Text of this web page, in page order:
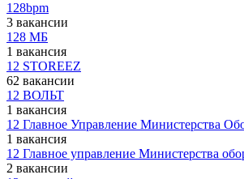
128bpm
3 вакансии
128 МБ
1 вакансия
12 STOREEZ
62 вакансии
12 ВОЛЬТ
1 вакансия
12 Главное Управление Министерства
1 вакансия
12 Главное управление Министерства
2 вакансии